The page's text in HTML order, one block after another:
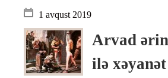
1 avqust 2019
Arvad
ilə